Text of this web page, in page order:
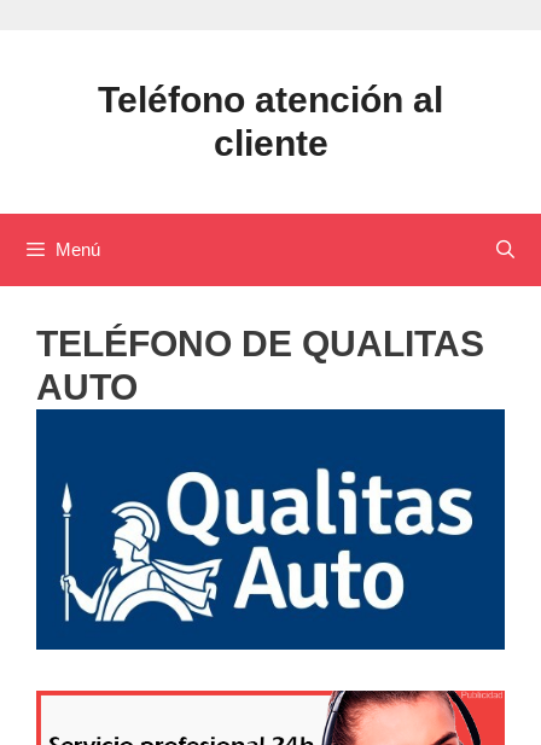
Teléfono atención al
cliente
Menú
TELÉFONO DE QUALITAS
AUTO